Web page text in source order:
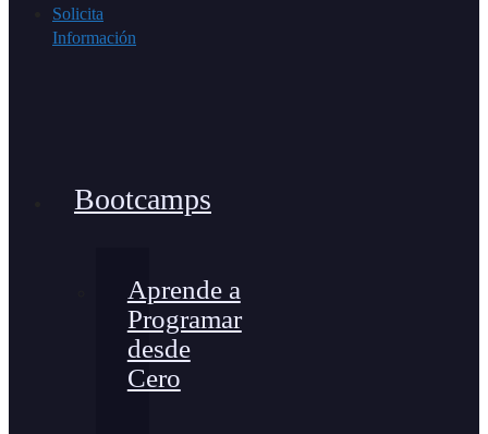
Solicita
Información
Bootcamps
Aprende a
Programar
desde
Cero